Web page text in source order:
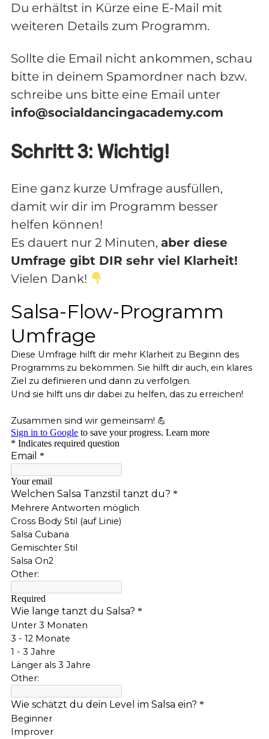
Du erhältst in Kürze eine E-Mail mit
weiteren Details zum Programm.
Sollte die Email nicht ankommen, schau
bitte in deinem Spamordner nach bzw.
schreibe uns bitte eine Email unter
info@socialdancingacademy.com
Schritt 3: Wichtig!
Eine ganz kurze Umfrage ausfüllen,
damit wir dir im Programm besser
helfen können!
Es dauert nur 2 Minuten, aber diese
Umfrage gibt DIR sehr viel Klarheit!
Vielen Dank!